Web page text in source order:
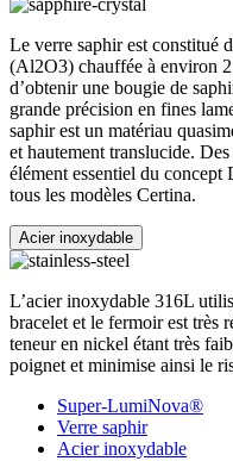
Le verre saphir est constitué
(Al2O3) chauffée à environ
d’obtenir une bougie de
grande précision en fines
saphir est un matériau
et hautement translucide.
élément essentiel du
tous les modèles Certina.
Acier inoxydable
L’acier inoxydable 316L
bracelet et le fermoir est très
teneur en nickel étant très
poignet et minimise ainsi le
Super-LumiNova®
Verre saphir
Acier inoxydable